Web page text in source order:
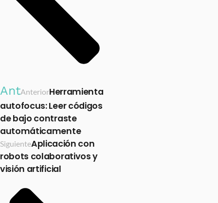
AntAnteriorHerramienta
autofocus: Leer códigos
de bajo contraste
automáticamente
SiguienteAplicación con
robots colaborativos y
visión artificial